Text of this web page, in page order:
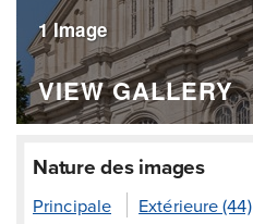
1 Image
VIEW GALLERY
Nature des images
Principale Extérieure (44)